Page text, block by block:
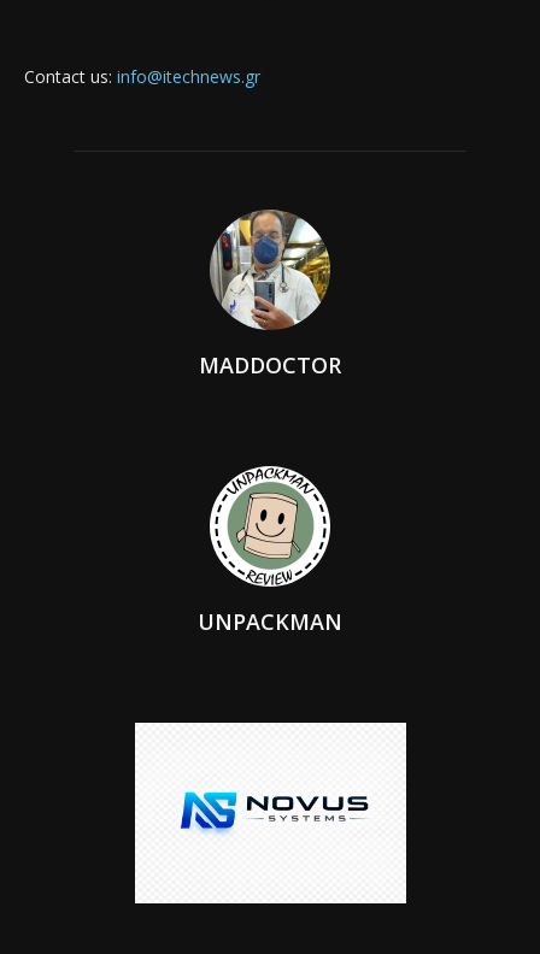
Contact us: info@itechnews.gr
MADDOCTOR
UNPACKMAN